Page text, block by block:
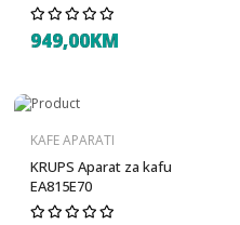
949,00KM
KAFE APARATI
KRUPS Aparat za kafu
EA815E70